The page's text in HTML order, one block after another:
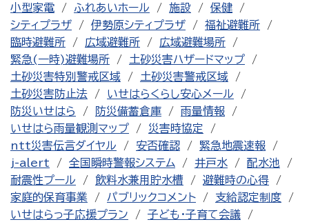
小型家電 ふれあいホール 施設
保健
シティプラザ
伊勢原シティプラザ
福祉避難所
臨時避難所
広域避難所
広域避難場所
緊急(一時)避難場所
土砂災害ハザードマップ
土砂災害特別警戒区域
土砂災害警戒区域
土砂災害防止法
いせはらくらし安心メール
防災いせはら
防災備蓄倉庫
雨量情報
いせはら雨量観測マップ
災害時協定
ntt災害伝言ダイヤル
安否確認
緊急地震速報
j-alert
全国瞬時警報システム 井戸水
配水池
耐震性プール
飲料水兼用貯水槽
避難時の心得
家庭的保育事業
パブリックコメント
支給認定制度
いせはらっ子応援プラン
子ども・子育て会議